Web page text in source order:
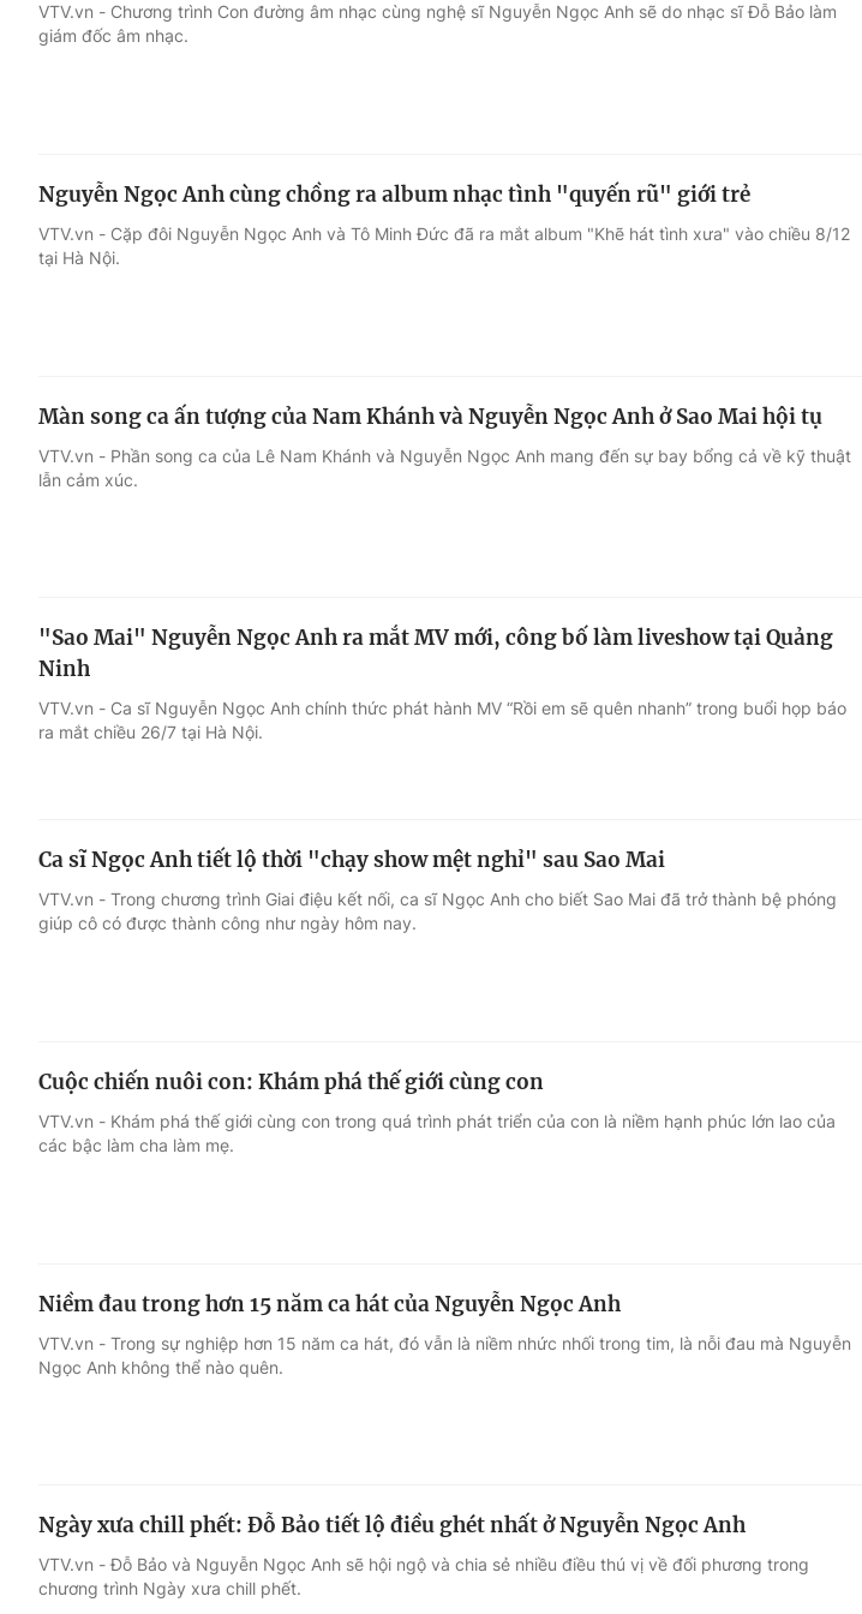
VTV.vn - Chương trình Con đường âm nhạc cùng nghệ sĩ Nguyễn Ngọc Anh sẽ do nhạc sĩ Đỗ Bảo làm
giám đốc âm nhạc.
Nguyễn Ngọc Anh cùng chồng ra album nhạc tình "quyến rũ" giới trẻ
VTV.vn - Cặp đôi Nguyễn Ngọc Anh và Tô Minh Đức đã ra mắt album "Khẽ hát tình xưa" vào chiều 8/12
tại Hà Nội.
Màn song ca ấn tượng của Nam Khánh và Nguyễn Ngọc Anh ở Sao Mai hội tụ
VTV.vn - Phần song ca của Lê Nam Khánh và Nguyễn Ngọc Anh mang đến sự bay bổng cả về kỹ thuật
lẫn cảm xúc.
"Sao Mai" Nguyễn Ngọc Anh ra mắt MV mới, công bố làm liveshow tại Quảng
Ninh
VTV.vn - Ca sĩ Nguyễn Ngọc Anh chính thức phát hành MV “Rồi em sẽ quên nhanh” trong buổi họp báo
ra mắt chiều 26/7 tại Hà Nội.
Ca sĩ Ngọc Anh tiết lộ thời "chạy show mệt nghỉ" sau Sao Mai
VTV.vn - Trong chương trình Giai điệu kết nối, ca sĩ Ngọc Anh cho biết Sao Mai đã trở thành bệ phóng
giúp cô có được thành công như ngày hôm nay.
Cuộc chiến nuôi con: Khám phá thế giới cùng con
VTV.vn - Khám phá thế giới cùng con trong quá trình phát triển của con là niềm hạnh phúc lớn lao của
các bậc làm cha làm mẹ.
Niềm đau trong hơn 15 năm ca hát của Nguyễn Ngọc Anh
VTV.vn - Trong sự nghiệp hơn 15 năm ca hát, đó vẫn là niềm nhức nhối trong tim, là nỗi đau mà Nguyễn
Ngọc Anh không thể nào quên.
Ngày xưa chill phết: Đỗ Bảo tiết lộ điều ghét nhất ở Nguyễn Ngọc Anh
VTV.vn - Đỗ Bảo và Nguyễn Ngọc Anh sẽ hội ngộ và chia sẻ nhiều điều thú vị về đối phương trong
chương trình Ngày xưa chill phết.